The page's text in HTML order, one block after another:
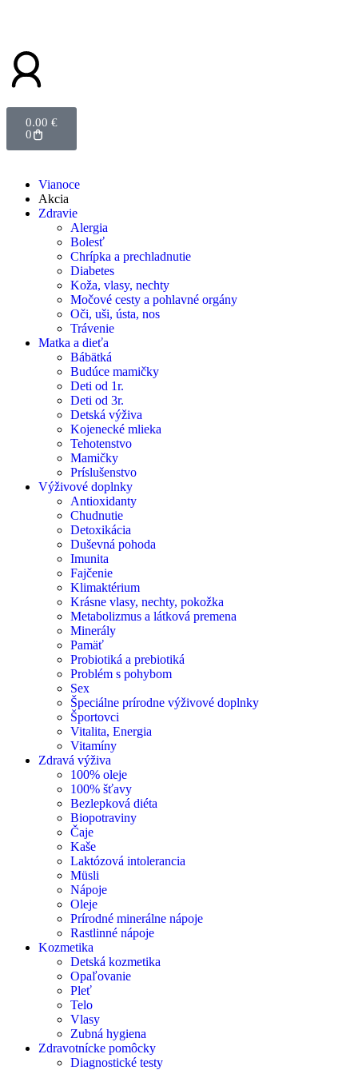
0.00 €
0
Vianoce
Akcia
Zdravie
Alergia
Bolesť
Chrípka a prechladnutie
Diabetes
Koža, vlasy, nechty
Močové cesty a pohlavné orgány
Oči, uši, ústa, nos
Trávenie
Matka a dieťa
Bábätká
Budúce mamičky
Deti od 1r.
Deti od 3r.
Detská výživa
Kojenecké mlieka
Tehotenstvo
Mamičky
Príslušenstvo
Výživové doplnky
Antioxidanty
Chudnutie
Detoxikácia
Duševná pohoda
Imunita
Fajčenie
Klimaktérium
Krásne vlasy, nechty, pokožka
Metabolizmus a látková premena
Minerály
Pamäť
Probiotiká a prebiotiká
Problém s pohybom
Sex
Špeciálne prírodne výživové doplnky
Športovci
Vitalita, Energia
Vitamíny
Zdravá výživa
100% oleje
100% šťavy
Bezlepková diéta
Biopotraviny
Čaje
Kaše
Laktózová intolerancia
Müsli
Nápoje
Oleje
Prírodné minerálne nápoje
Rastlinné nápoje
Kozmetika
Detská kozmetika
Opaľovanie
Pleť
Telo
Vlasy
Zubná hygiena
Zdravotnícke pomôcky
Diagnostické testy